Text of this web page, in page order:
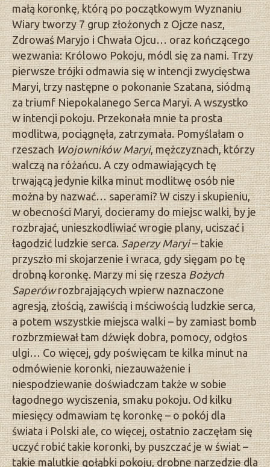
małą koronkę, którą po początkowym Wyznaniu
Wiary tworzy 7 grup złożonych z Ojcze nasz,
Zdrowaś Maryjo i Chwała Ojcu… oraz kończącego
wezwania: Królowo Pokoju, módl się za nami. Trzy
pierwsze trójki odmawia się w intencji zwycięstwa
Maryi, trzy następne o pokonanie Szatana, siódmą
za triumf Niepokalanego Serca Maryi. A wszystko
w intencji pokoju. Przekonała mnie ta prosta
modlitwa, pociągnęła, zatrzymała. Pomyślałam o
rzeszachWojowników Maryi, mężczyznach, którzy
walczą na różańcu. A czy odmawiających tę
trwającą jedynie kilka minut modlitwę osób nie
można by nazwać… saperami? W ciszy i skupieniu,
w obecności Maryi, docieramy do miejsc walki, by je
rozbrajać, unieszkodliwiać wrogie plany, uciszać i
łagodzić ludzkie serca.Saperzy Maryi– takie
przyszło mi skojarzenie i wraca, gdy sięgam po tę
drobną koronkę. Marzy mi się rzeszaBożych
Saperówrozbrajających wpierw naznaczone
agresją, złością, zawiścią i mściwością ludzkie serca,
a potem wszystkie miejsca walki – by zamiast bomb
rozbrzmiewał tam dźwięk dobra, pomocy, odgłos
ulgi… Co więcej, gdy poświęcam te kilka minut na
odmówienie koronki, niezauważenie i
niespodziewanie doświadczam także w sobie
łagodnego wyciszenia, smaku pokoju. Od kilku
miesięcy odmawiam tę koronkę – o pokój dla
świata i Polski ale, co więcej, ostatnio zaczęłam się
uczyć robić takie koronki, by puszczać je w świat –
takie malutkie gołąbki pokoju, drobne narzędzie dla